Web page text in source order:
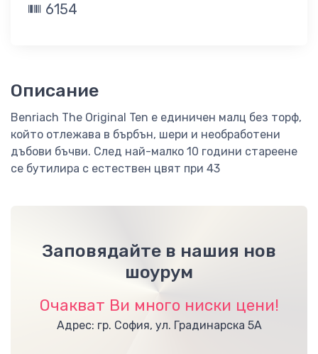
6154
Описание
Benriach The Original Ten е единичен малц без торф,
който отлежава в бърбън, шери и необработени
дъбови бъчви. След най-малко 10 години стареене
се бутилира с естествен цвят при 43
Заповядайте в нашия нов
шоурум
Очакват Ви много ниски цени!
Адрес: гр. София, ул. Градинарска 5А